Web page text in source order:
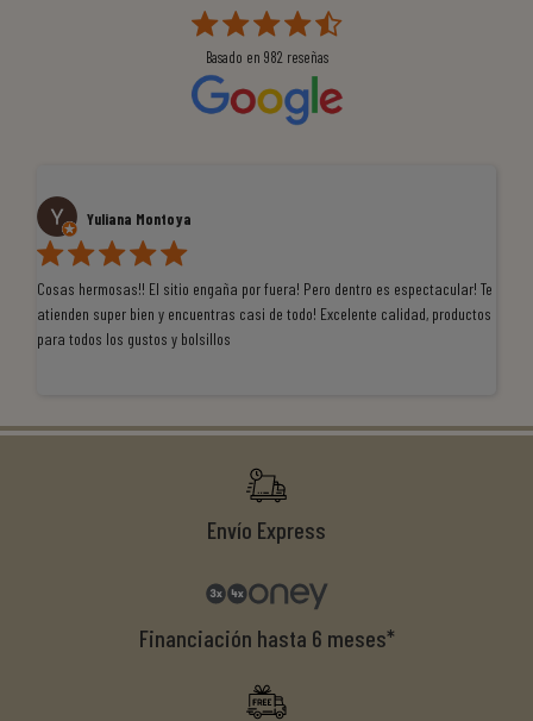
Basado en 982 reseñas
Yuliana Montoya
Cosas hermosas!! El sitio engaña por fuera! Pero dentro es espectacular! Te
atienden super bien y encuentras casi de todo! Excelente calidad, productos
para todos los gustos y bolsillos
Envío Express
Financiación hasta 6 meses*